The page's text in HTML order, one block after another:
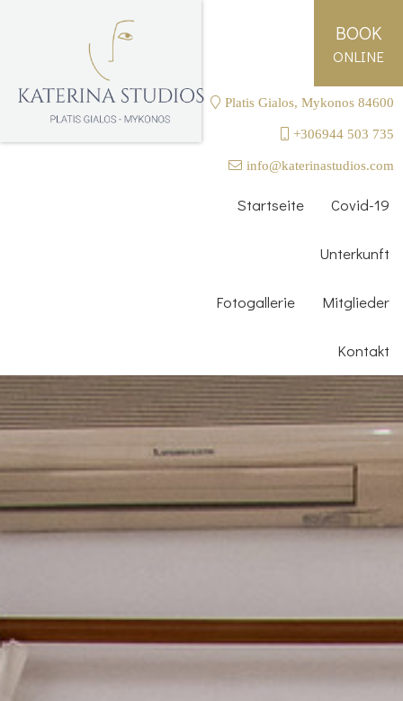
BOOK
ONLINE
Platis Gialos, Mykonos 84600
+306944 503 735
info@katerinastudios.com
Startseite Covid-19
Unterkunft
Fotogallerie Mitglieder
Kontakt